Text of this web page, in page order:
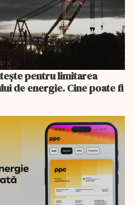
pentru limitarea
de energie. Cine poate fi